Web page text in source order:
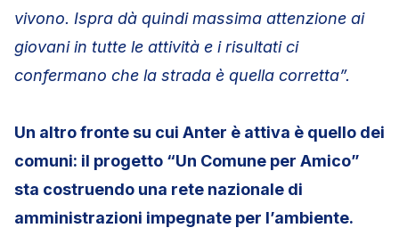
vivono. Ispra dà quindi massima attenzione ai
giovani in tutte le attività e i risultati ci
confermano che la strada è quella corretta”.
Un altro fronte su cui Anter è attiva è quello dei
comuni: il progetto “Un Comune per Amico”
sta costruendo una rete nazionale di
amministrazioni impegnate per l’ambiente.